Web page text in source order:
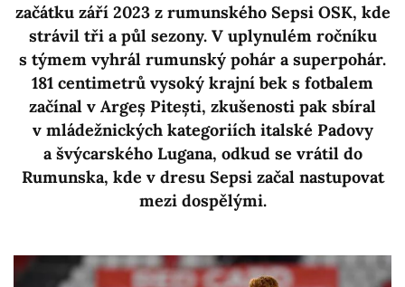
začátku září 2023 z rumunského Sepsi OSK, kde
strávil tři a půl sezony. V uplynulém ročníku
s týmem vyhrál rumunský pohár a superpohár.
181 centimetrů vysoký krajní bek s fotbalem
začínal v Argeș Pitești, zkušenosti pak sbíral
v mládežnických kategoriích italské Padovy
a švýcarského Lugana, odkud se vrátil do
Rumunska, kde v dresu Sepsi začal nastupovat
mezi dospělými.